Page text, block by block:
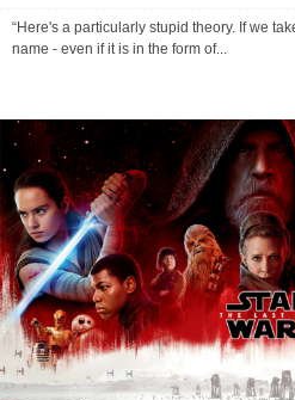
“Here's a particularly stupid theory. If we
name - even if it is in the form of...